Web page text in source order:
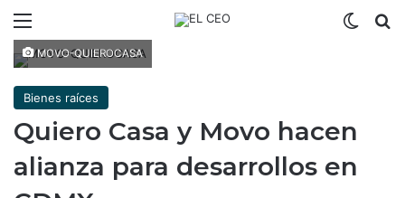
MOVO-QUIEROCASA
Bienes raíces
Quiero Casa y Movo hacen
alianza para desarrollos en